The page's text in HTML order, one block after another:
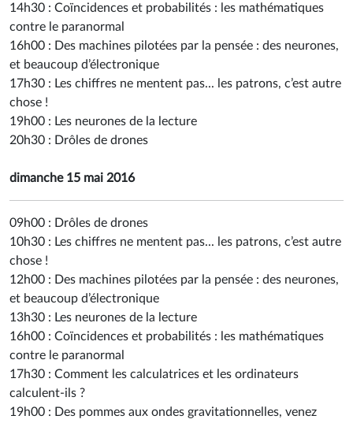
14h30 : Coïncidences et probabilités : les mathématiques
contre le paranormal
16h00 : Des machines pilotées par la pensée : des neurones,
et beaucoup d’électronique
17h30 : Les chiffres ne mentent pas... les patrons, c’est autre
chose !
19h00 : Les neurones de la lecture
20h30 : Drôles de drones
dimanche 15 mai 2016
09h00 : Drôles de drones
10h30 : Les chiffres ne mentent pas... les patrons, c’est autre
chose !
12h00 : Des machines pilotées par la pensée : des neurones,
et beaucoup d’électronique
13h30 : Les neurones de la lecture
16h00 : Coïncidences et probabilités : les mathématiques
contre le paranormal
17h30 : Comment les calculatrices et les ordinateurs
calculent-ils ?
19h00 : Des pommes aux ondes gravitationnelles, venez